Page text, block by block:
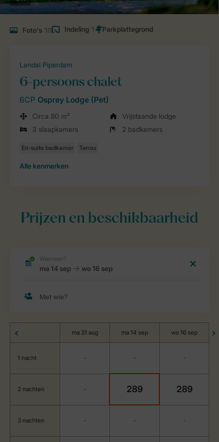
Foto's 10 Indeling 1
Landal Piperdam
6-persoons chalet
6CP Osprey Lodge (Pet)
Circa 80 m²
Vrijstaande lodge
3 slaapkamers
2 badkamers
Alle kenmerken
Prijzen en beschikbaarheid
ma 31 aug ma 14 sep wo 16 sep
1 nacht - - -
2 nachten - 289 289
3 nachten - - -